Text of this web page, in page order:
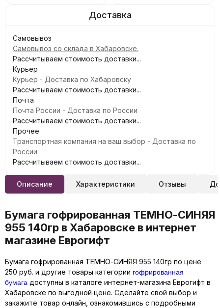
Самовывоз
Самовывоз со склада в Хабаровске.
Рассчитываем стоимость доставки...
Курьер
Курьер - Доставка по Хабаровску
Рассчитываем стоимость доставки...
Почта
Почта России - Доставка по России
Рассчитываем стоимость доставки...
Прочее
Транспортная компания на ваш выбор - Доставка по
России
Рассчитываем стоимость доставки...
Описание Характеристики Отзывы
Бумага гофрированная ТЕМНО-СИНЯЯ
955 140гр в Хабаровске в интернет
магазине Еврогифт
Бумага гофрированная ТЕМНО-СИНЯЯ 955 140гр по цене
250 руб. и другие товары категории гофрированная
бумага доступны в каталоге интернет-магазина Еврогифт в
Хабаровске по выгодной цене. Сделайте свой выбор и
закажите товар онлайн, ознакомившись с подробными